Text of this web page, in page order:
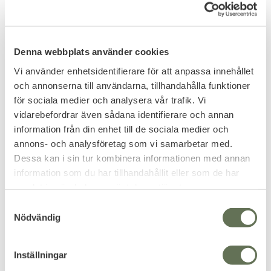
Denna webbplats använder cookies
Vi använder enhetsidentifierare för att anpassa innehållet
och annonserna till användarna, tillhandahålla funktioner
för sociala medier och analysera vår trafik. Vi
vidarebefordrar även sådana identifierare och annan
information från din enhet till de sociala medier och
annons- och analysföretag som vi samarbetar med.
Dessa kan i sin tur kombinera informationen med annan
information som du har tillhandahållit eller som de har
Nödvändig
Inställningar
Add to favorites
JSB Exact Jumbo
Rundnos Blyfri
Predator GTO 5,5mm
prestanda.
Add to favorites
JSB Hades Luftgevär
Ammo 5,5mm 250-pack